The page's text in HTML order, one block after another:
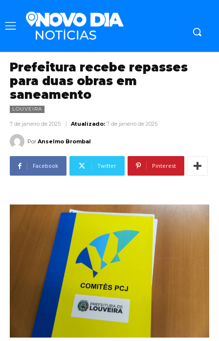
Prefeitura recebe repasses
para duas obras em
saneamento
LOUVEIRA
7 de janeiro de 2025 Atualizado: 7 de janeiro de 2025
Por Anselmo Brombal
Facebook Twitter Pinterest